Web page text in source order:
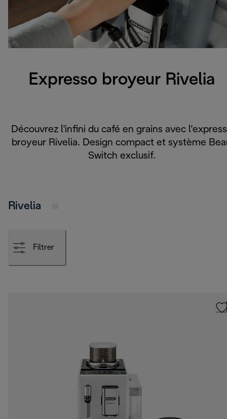
Expresso broyeur Rivelia
Découvrez l'infini du café en grains avec
broyeur Rivelia. Design compact et système
Switch exclusif.
Rivelia
Filtrer